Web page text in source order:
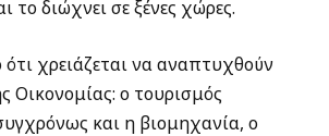
το διώχνει σε ξένες χώρες.
ότι χρειάζεται να αναπτυχθούν
Οικονομίας: ο τουρισμός
και η βιομηχανία, ο